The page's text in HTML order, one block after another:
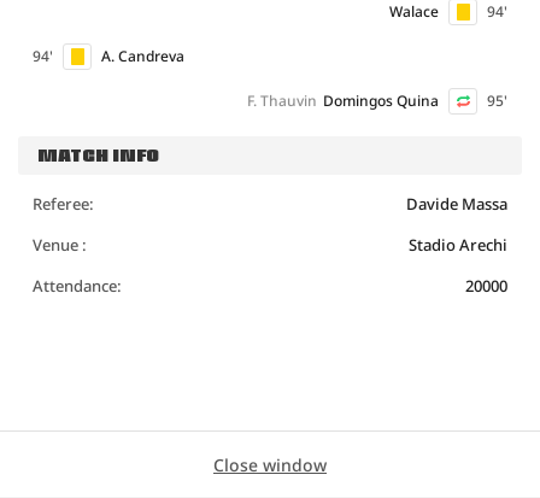
94'
Walace
94' A. Candreva
95'
Domingos Quina
F. Thauvin
MATCH INFO
Referee:
Davide Massa
Venue :
Stadio Arechi
Attendance:
20000
Close window